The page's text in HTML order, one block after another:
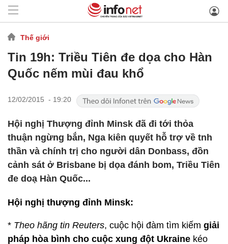
Thế giới
Tin 19h: Triều Tiên đe dọa cho Hàn
Quốc nếm mùi đau khổ
12/02/2015 - 19:20
Hội nghị Thượng đỉnh Minsk đã đi tới thỏa
thuận ngừng bắn, Nga kiên quyết hỗ trợ về tnh
thần và chính trị cho người dân Donbass, đồn
cảnh sát ở Brisbane bị dọa đánh bom, Triều Tiên
đe doạ Hàn Quốc...
Hội nghị thượng đỉnh Minsk:
* Theo hãng tin Reuters, cuộc hội đàm tìm kiếm giải
pháp hòa bình cho cuộc xung đột Ukraine kéo